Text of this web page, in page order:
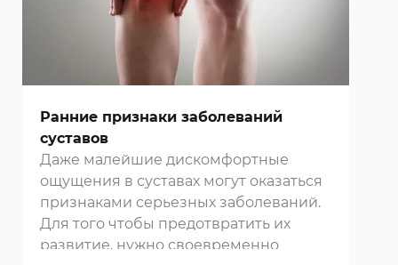
точечный и другие виды массажа.
Ранние признаки заболеваний
суставов
Даже малейшие дискомфортные
ощущения в суставах могут оказаться
признаками серьезных заболеваний.
Для того чтобы предотвратить их
развитие, нужно своевременно